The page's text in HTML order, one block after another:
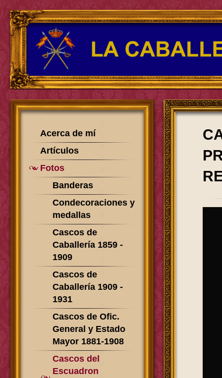
Acerca de mí
Artículos
Fotos
Banderas
Condecoraciones y
medallas
Cascos de
Caballería 1859 -
1909
Cascos de
Caballería 1909 -
1931
Cascos de Ofic.
General y Estado
Mayor 1881-1908
Cascos del
Escuadron